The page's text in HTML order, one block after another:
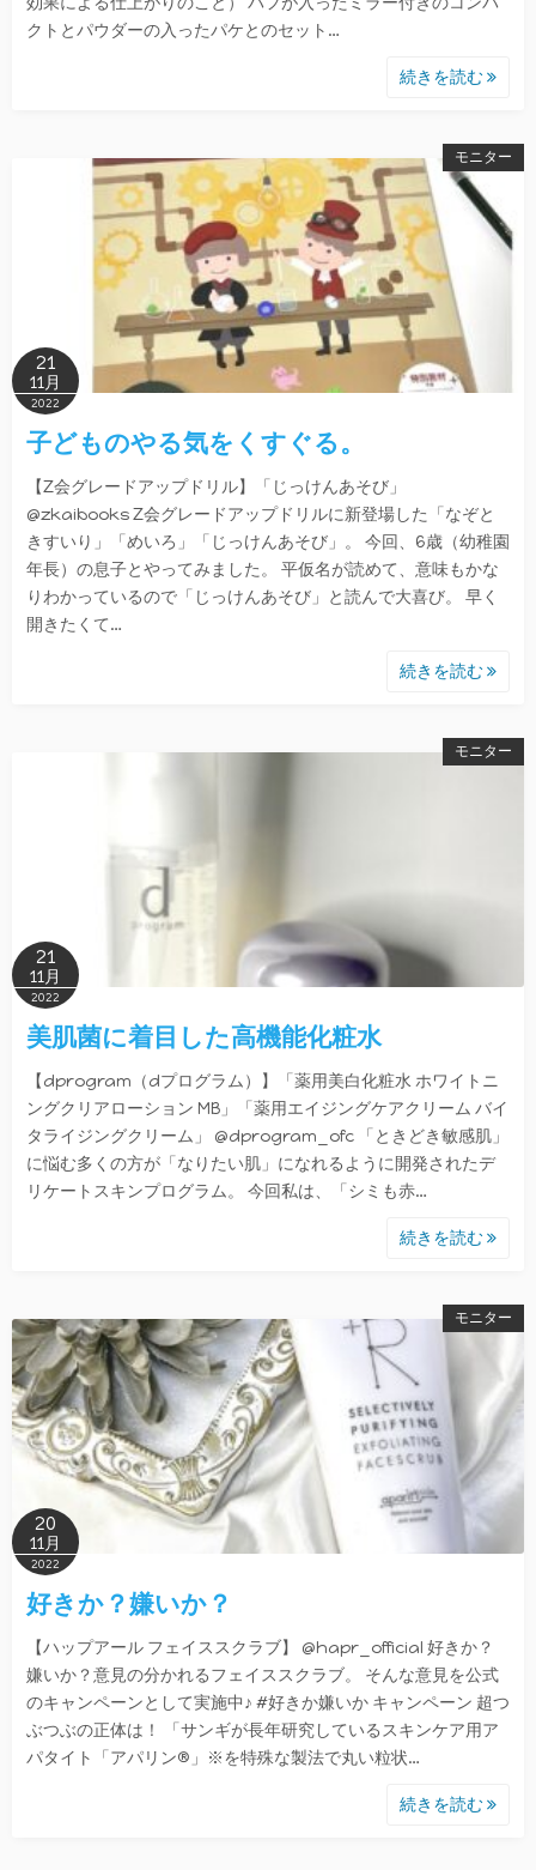
クトとパウダーの入ったパケとのセット…
続きを読む
モニター
21
11月
2022
子どものやる気をくすぐる。
【Z会グレードアップドリル】「じっけんあそび」
@zkaibooks Z会グレードアップドリルに新登場した「なぞと
きすいり」「めいろ」「じっけんあそび」。 今回、6歳（幼稚園
年長）の息子とやってみました。 平仮名が読めて、意味もかな
りわかっているので「じっけんあそび」と読んで大喜び。 早く
開きたくて…
続きを読む
モニター
21
11月
2022
美肌菌に着目した高機能化粧水
【dprogram（dプログラム）】「薬用美白化粧水 ホワイトニ
ングクリアローション MB」「薬用エイジングケアクリーム バイ
タライジングクリーム」 @dprogram_ofc 「ときどき敏感肌」
に悩む多くの方が「なりたい肌」になれるように開発されたデ
リケートスキンプログラム。 今回私は、「シミも赤…
続きを読む
モニター
20
11月
2022
好きか？嫌いか？
【ハップアール フェイススクラブ】 @hapr_official 好きか？
嫌いか？意見の分かれるフェイススクラブ。 そんな意見を公式
のキャンペーンとして実施中♪ #好きか嫌いか キャンペーン 超つ
ぶつぶの正体は！ 「サンギが長年研究しているスキンケア用ア
パタイト「アパリン®」※を特殊な製法で丸い粒状…
続きを読む